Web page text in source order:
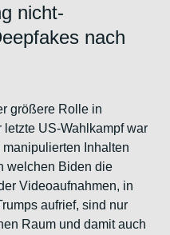
nicht-
nach
größere Rolle in
US-Wahlkampf war
Inhalten
welchen Biden die
Videoaufnahmen, in
aufrief, sind nur
Raum und damit auch